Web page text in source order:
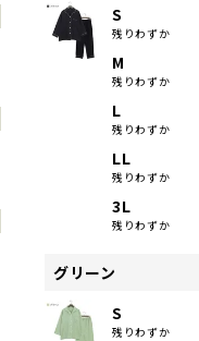
S
残りわずか
M
残りわずか
L
残りわずか
LL
残りわずか
3L
残りわずか
グリーン
S
残りわずか